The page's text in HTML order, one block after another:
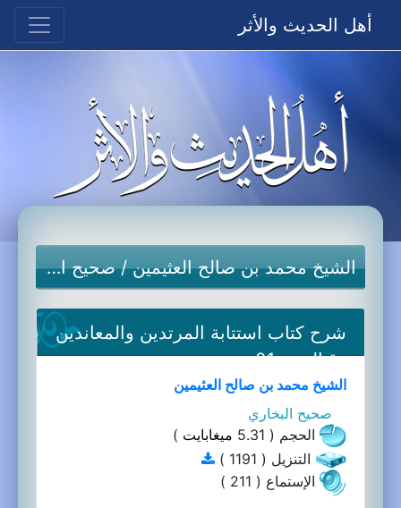
أهل الحديث والأثر
الشيخ محمد بن صالح العثيمين/صحيح البخاري
شرح كتاب استتابة المرتدين والمعاندين
وقتالهم-01a
الشيخ محمد بن صالح العثيمين
صحيح البخاري
الحجم ( 5.31
ميغابايت )
التنزيل ( 1191 )
الإستماع ( 211 )